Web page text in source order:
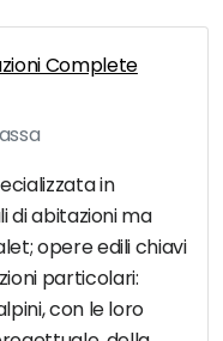
Complete
in
di abitazioni ma
opere edili chiavi
particolari:
con le loro